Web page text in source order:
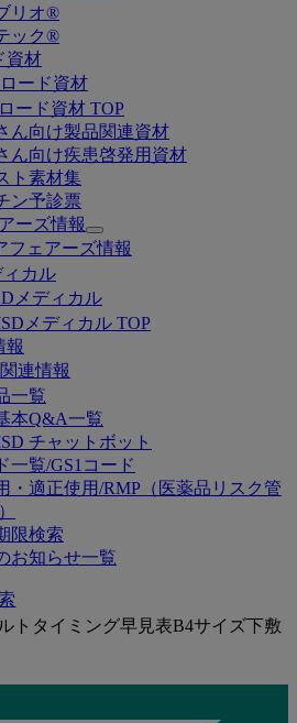
リオ®
ック®
資材
ード資材
ード資材 TOP
ん向け製品関連資材
ん向け疾患啓発用資材
ト素材集
ン予診票
ーズ情報
Open
submenu
フェアーズ情報
ィカル
メディカル
メディカル TOP
報
連情報
一覧
本Q&A一覧
チャットボット
一覧/GS1コード
・適正使用/RMP（医薬品リスク管
限検索
お知らせ一覧
トタイミング早見表B4サイズ下敷